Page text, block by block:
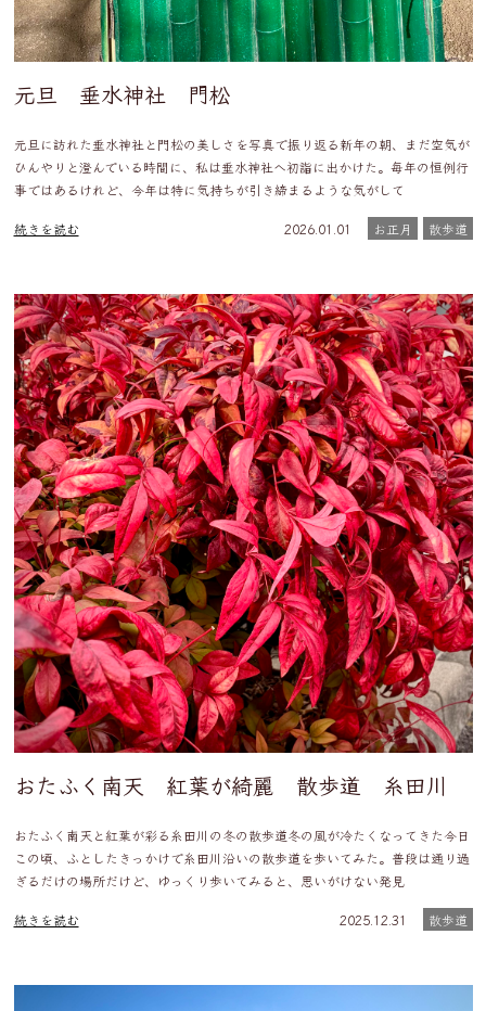
元旦 垂水神社 門松
元旦に訪れた垂水神社と門松の美しさを写真で振り返る新年の朝、まだ空気が
ひんやりと澄んでいる時間に、私は垂水神社へ初詣に出かけた。毎年の恒例行
事ではあるけれど、今年は特に気持ちが引き締まるような気がして
続きを読む 2026.01.01 お正月 散歩道
おたふく南天 紅葉が綺麗 散歩道 糸田川
おたふく南天と紅葉が彩る糸田川の冬の散歩道冬の風が冷たくなってきた今日
この頃、ふとしたきっかけで糸田川沿いの散歩道を歩いてみた。普段は通り過
ぎるだけの場所だけど、ゆっくり歩いてみると、思いがけない発見
続きを読む 2025.12.31 散歩道